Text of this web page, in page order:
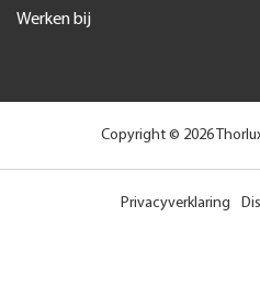
Werken bij
Copyright © 2026
Privacyverklaring